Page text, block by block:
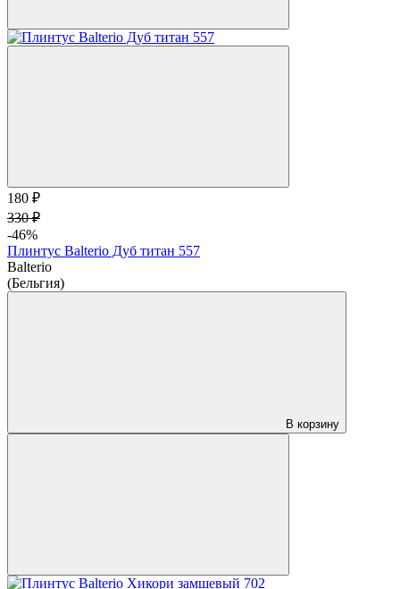
180 ₽
330 ₽
-46%
Плинтус Balterio Дуб титан 557
Balterio
(Бельгия)
В корзину